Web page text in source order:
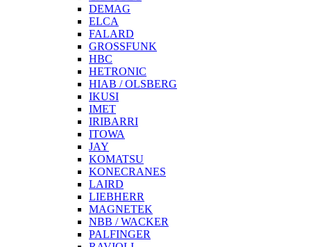
DEMAG
ELCA
FALARD
GROSSFUNK
HBC
HETRONIC
HIAB / OLSBERG
IKUSI
IMET
IRIBARRI
ITOWA
JAY
KOMATSU
KONECRANES
LAIRD
LIEBHERR
MAGNETEK
NBB / WACKER
PALFINGER